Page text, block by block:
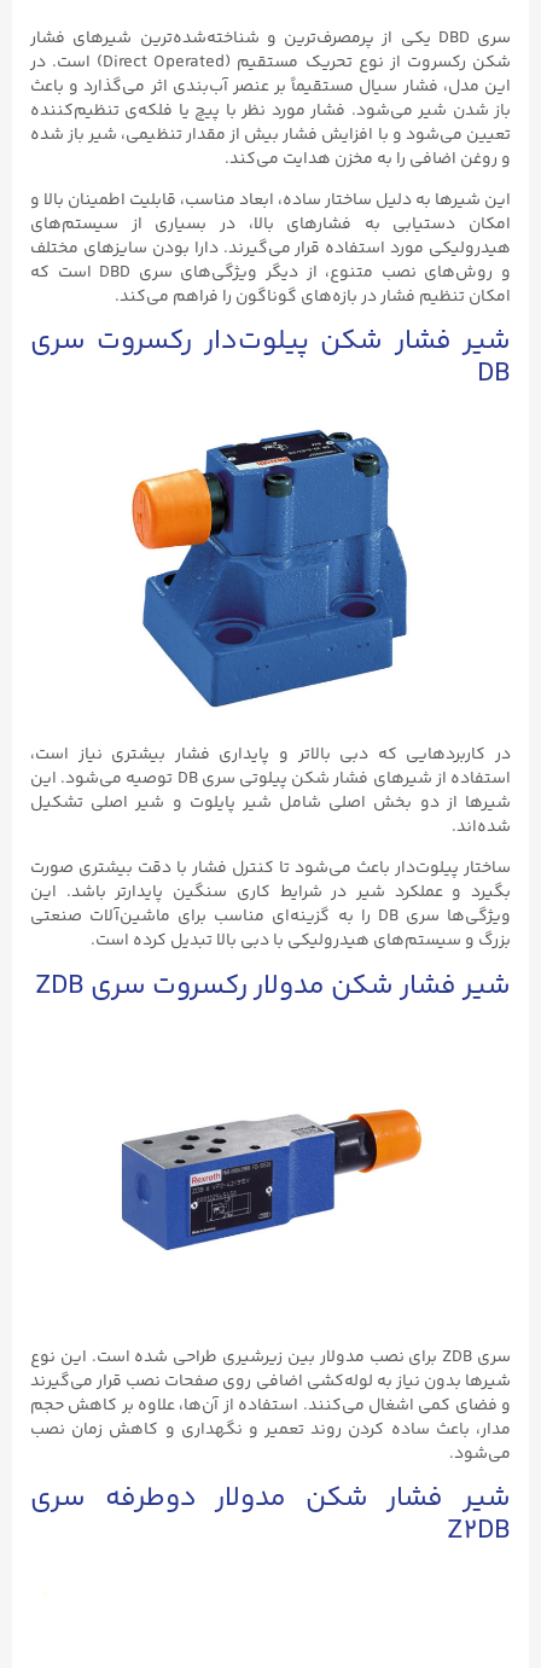
سری DBD یکی از پرمصرف‌ترین و شناخته‌شده‌ترین شیرهای فشار
شکن رکسروت از نوع تحریک مستقیم (Direct Operated) است. در
این مدل، فشار سیال مستقیماً بر عنصر آب‌بندی اثر می‌گذارد و باعث
باز شدن شیر می‌شود. فشار مورد نظر با پیچ یا فلکه‌ی تنظیم‌کننده
تعیین می‌شود و با افزایش فشار بیش از مقدار تنظیمی، شیر باز شده
و روغن اضافی را به مخزن هدایت می‌کند.
این شیرها به دلیل ساختار ساده‌، ابعاد مناسب، قابلیت اطمینان بالا و
امکان دستیابی به فشارهای بالا، در بسیاری از سیستم‌های
هیدرولیکی مورد استفاده قرار می‌گیرند. دارا بودن سایزهای مختلف
و روش‌های نصب متنوع، از دیگر ویژگی‌های سری DBD است که
امکان تنظیم فشار در بازه‌های گوناگون را فراهم می‌کند.
شیر فشار شکن پیلوت‌دار رکسروت سری
DB
در کاربردهایی که دبی بالاتر و پایداری فشار بیشتری نیاز است،
استفاده از شیرهای فشار شکن پیلوتی سری DB توصیه می‌شود. این
شیرها از دو بخش اصلی شامل شیر پایلوت و شیر اصلی تشکیل
شده‌اند.
ساختار پیلوت‌دار باعث می‌شود تا کنترل فشار با دقت بیشتری صورت
بگیرد و عملکرد شیر در شرایط کاری سنگین پایدارتر باشد. این
ویژگی‌ها سری DB را به گزینه‌ای مناسب برای ماشین‌آلات صنعتی
بزرگ و سیستم‌های هیدرولیکی با دبی بالا تبدیل کرده است.
شیر فشار شکن مدولار رکسروت سری ZDB
سری ZDB برای نصب مدولار بین زیرشیری طراحی شده است. این نوع
شیرها بدون نیاز به لوله‌کشی اضافی روی صفحات نصب قرار می‌گیرند
و فضای کمی اشغال می‌کنند. استفاده از آن‌ها، علاوه بر کاهش حجم
مدار، باعث ساده کردن روند تعمیر و نگهداری و کاهش زمان نصب
می‌شود.
شیر فشار شکن مدولار دوطرفه سری
Z2DB